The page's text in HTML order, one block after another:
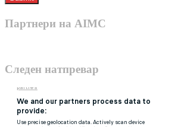
Партнери на AIMC
Следен натпревар